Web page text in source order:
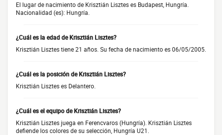
El lugar de nacimiento de Krisztián Lisztes es Budapest, Hungría.
Nacionalidad (es): Hungría.
¿Cuál es la edad de Krisztián Lisztes?
Krisztián Lisztes tiene 21 años. Su fecha de nacimiento es 06/05/2005.
¿Cuál es la posición de Krisztián Lisztes?
Krisztián Lisztes es Delantero.
¿Cuál es el equipo de Krisztián Lisztes?
Krisztián Lisztes juega en Ferencvaros (Hungría). Krisztián Lisztes
defiende los colores de su selección, Hungría U21.